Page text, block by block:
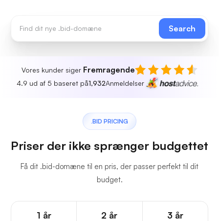
Search
Vores kunder siger Fremragende
4.9 ud af 5 baseret på1,932Anmeldelser
.BID PRICING
Priser der ikke sprænger budgettet
Få dit .bid-domæne til en pris, der passer perfekt til dit
budget.
1 år 2 år 3 år